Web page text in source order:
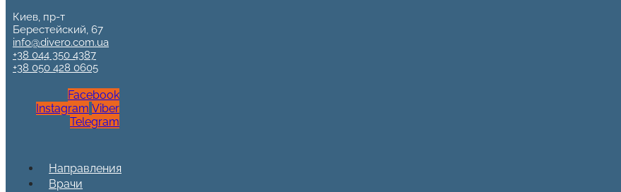
Киев, пр-т
Берестейский, 67
info@divero.com.ua
+38 044 350 4387
+38 050 428 0605
Facebook
Instagram Viber
Telegram
Направления
Врачи